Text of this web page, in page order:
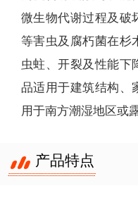
微生物代谢过程及破
等害虫及腐朽菌在杉
虫蛀、开裂及性能下
品适用于建筑结构、
用于南方潮湿地区或
产品特点